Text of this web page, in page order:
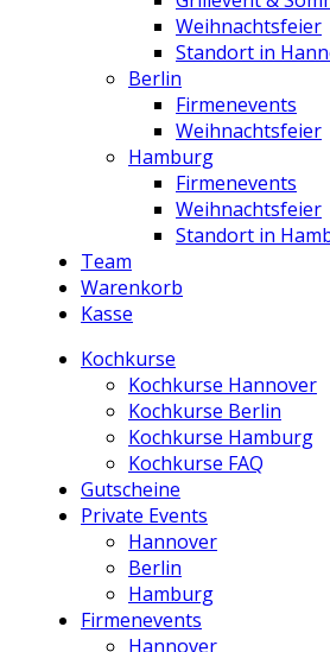
Weihnachtsfeier
Standort in
Berlin
Firmenevents
Weihnachtsfeier
Hamburg
Firmenevents
Weihnachtsfeier
Standort in
Team
Warenkorb
Kasse
Kochkurse
Kochkurse Hannover
Kochkurse Berlin
Kochkurse Hamburg
Kochkurse FAQ
Gutscheine
Private Events
Hannover
Berlin
Hamburg
Firmenevents
Hannover